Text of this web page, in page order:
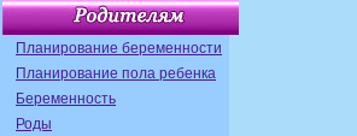
Планирование беременности
Планирование пола ребенка
Беременность
Роды